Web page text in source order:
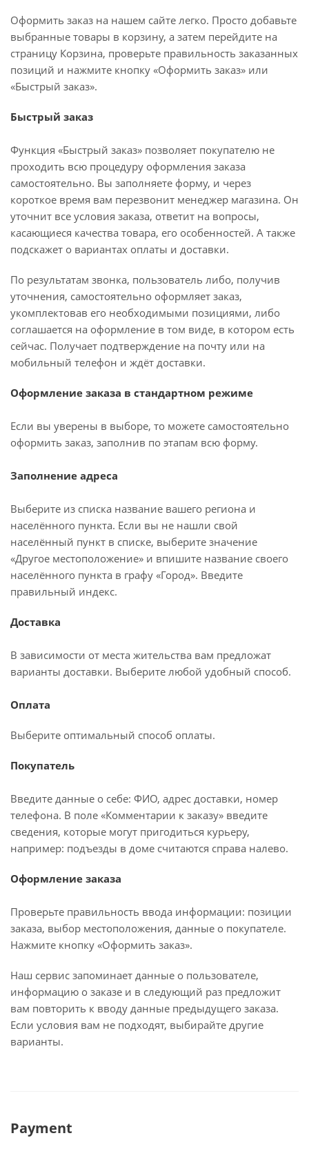
Оформить заказ на нашем сайте легко. Просто добавьте
выбранные товары в корзину, а затем перейдите на
страницу Корзина, проверьте правильность заказанных
позиций и нажмите кнопку «Оформить заказ» или
«Быстрый заказ».
Быстрый заказ
Функция «Быстрый заказ» позволяет покупателю не
проходить всю процедуру оформления заказа
самостоятельно. Вы заполняете форму, и через
короткое время вам перезвонит менеджер магазина. Он
уточнит все условия заказа, ответит на вопросы,
касающиеся качества товара, его особенностей. А также
подскажет о вариантах оплаты и доставки.
По результатам звонка, пользователь либо, получив
уточнения, самостоятельно оформляет заказ,
укомплектовав его необходимыми позициями, либо
соглашается на оформление в том виде, в котором есть
сейчас. Получает подтверждение на почту или на
мобильный телефон и ждёт доставки.
Оформление заказа в стандартном режиме
Если вы уверены в выборе, то можете самостоятельно
оформить заказ, заполнив по этапам всю форму.
Заполнение адреса
Выберите из списка название вашего региона и
населённого пункта. Если вы не нашли свой
населённый пункт в списке, выберите значение
«Другое местоположение» и впишите название своего
населённого пункта в графу «Город». Введите
правильный индекс.
Доставка
В зависимости от места жительства вам предложат
варианты доставки. Выберите любой удобный способ.
Оплата
Выберите оптимальный способ оплаты.
Покупатель
Введите данные о себе: ФИО, адрес доставки, номер
телефона. В поле «Комментарии к заказу» введите
сведения, которые могут пригодиться курьеру,
например: подъезды в доме считаются справа налево.
Оформление заказа
Проверьте правильность ввода информации: позиции
заказа, выбор местоположения, данные о покупателе.
Нажмите кнопку «Оформить заказ».
Наш сервис запоминает данные о пользователе,
информацию о заказе и в следующий раз предложит
вам повторить к вводу данные предыдущего заказа.
Если условия вам не подходят, выбирайте другие
варианты.
Payment